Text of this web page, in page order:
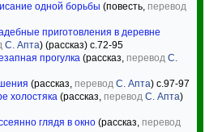
одной борьбы (повесть, перевод
приготовления в деревне
С. Апта) (рассказ) c.72-95
прогулка (рассказ, перевод С.
(рассказ, перевод С. Апта) c.97-97
холостяка (рассказ, перевод С. Апта)
глядя в окно (рассказ, перевод